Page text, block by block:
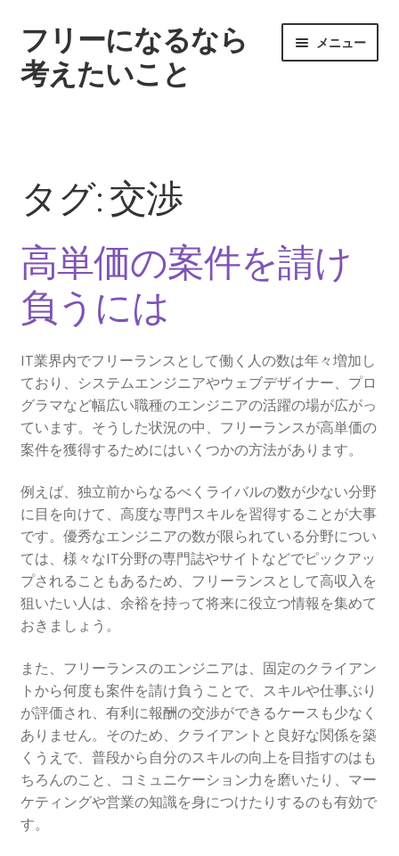
ナ
ビ
ゲ
へ
ス
ッ
プ
コ
ン
テ
キ
ッ
フリーになるなら
考えたいこと
メニュー
様々な現場で必要とされているエンジニア
高単価の案件を請け負うには
タグ:交渉
高単価の案件を請け
負うには
IT業界内でフリーランスとして働く人の数は年々増加し
ており、システムエンジニアやウェブデザイナー、プロ
グラマなど幅広い職種のエンジニアの活躍の場が広がっ
ています。そうした状況の中、フリーランスが高単価の
案件を獲得するためにはいくつかの方法があります。
例えば、独立前からなるべくライバルの数が少ない分野
に目を向けて、高度な専門スキルを習得することが大事
です。優秀なエンジニアの数が限られている分野につい
ては、様々なIT分野の専門誌やサイトなどでピックアッ
プされることもあるため、フリーランスとして高収入を
狙いたい人は、余裕を持って将来に役立つ情報を集めて
おきましょう。
また、フリーランスのエンジニアは、固定のクライアン
トから何度も案件を請け負うことで、スキルや仕事ぶり
が評価され、有利に報酬の交渉ができるケースも少なく
ありません。そのため、クライアントと良好な関係を築
くうえで、普段から自分のスキルの向上を目指すのはも
ちろんのこと、コミュニケーション力を磨いたり、マー
ケティングや営業の知識を身につけたりするのも有効で
す。